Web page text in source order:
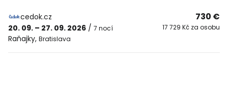
cedok.cz
20. 09. – 27. 09. 2026 / 7 nocí
Raňajky, Bratislava
730 €
17 729 Kč za osobu